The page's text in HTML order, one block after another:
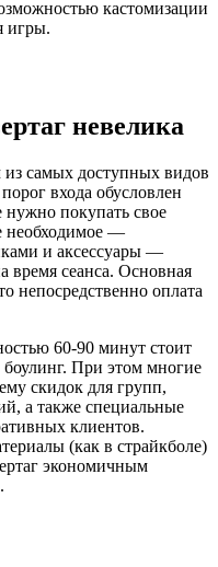
кастомизации
игры.
невелика
из самых доступных видов
входа обусловлен
покупать свое
необходимое —
и аксессуары —
время сеанса. Основная
непосредственно оплата
60-90 минут стоит
При этом многие
скидок для групп,
а также специальные
клиентов.
(как в страйкболе)
экономичным